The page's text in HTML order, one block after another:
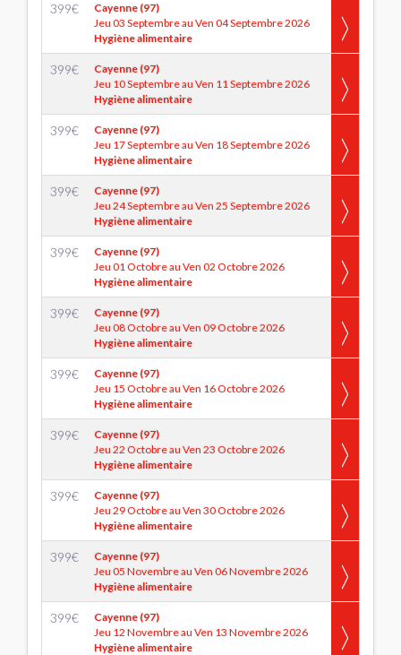
399€
Cayenne (97)
Jeu 03 Septembre au Ven 04 Septembre 2026
Hygiène alimentaire
399€
Cayenne (97)
Jeu 10 Septembre au Ven 11 Septembre 2026
Hygiène alimentaire
399€
Cayenne (97)
Jeu 17 Septembre au Ven 18 Septembre 2026
Hygiène alimentaire
399€
Cayenne (97)
Jeu 24 Septembre au Ven 25 Septembre 2026
Hygiène alimentaire
399€
Cayenne (97)
Jeu 01 Octobre au Ven 02 Octobre 2026
Hygiène alimentaire
399€
Cayenne (97)
Jeu 08 Octobre au Ven 09 Octobre 2026
Hygiène alimentaire
399€
Cayenne (97)
Jeu 15 Octobre au Ven 16 Octobre 2026
Hygiène alimentaire
399€
Cayenne (97)
Jeu 22 Octobre au Ven 23 Octobre 2026
Hygiène alimentaire
399€
Cayenne (97)
Jeu 29 Octobre au Ven 30 Octobre 2026
Hygiène alimentaire
399€
Cayenne (97)
Jeu 05 Novembre au Ven 06 Novembre 2026
Hygiène alimentaire
399€
Cayenne (97)
Jeu 12 Novembre au Ven 13 Novembre 2026
Hygiène alimentaire